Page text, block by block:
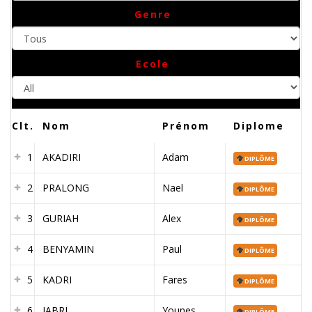
Genre
Ecole
Clt. Nom Prénom Diplome
1 AKADIRI Adam DIPLÔME
2 PRALONG Nael DIPLÔME
3 GURIAH Alex DIPLÔME
4 BENYAMIN Paul DIPLÔME
5 KADRI Fares DIPLÔME